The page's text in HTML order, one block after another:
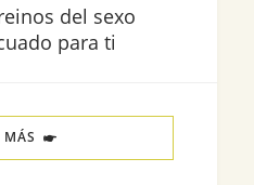
del sexo
para ti
MÁS